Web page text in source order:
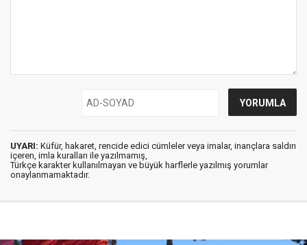
UYARI: Küfür, hakaret, rencide edici cümleler veya imalar, inançlara saldırı
içeren, imla kuralları ile yazılmamış,
Türkçe karakter kullanılmayan ve büyük harflerle yazılmış yorumlar
onaylanmamaktadır.